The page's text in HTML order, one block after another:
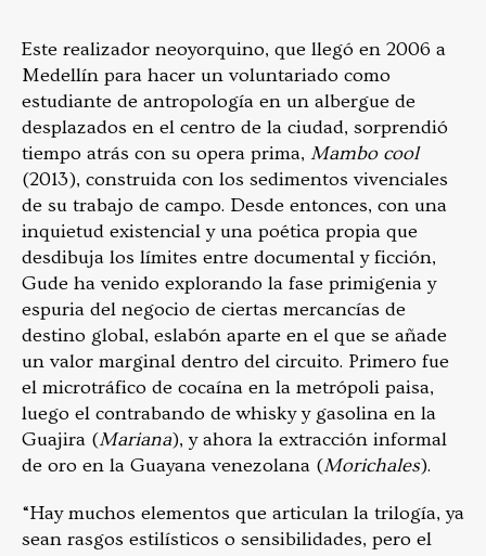
Este realizador neoyorquino, que llegó en 2006 a
Medellín para hacer un voluntariado como
estudiante de antropología en un albergue de
desplazados en el centro de la ciudad, sorprendió
tiempo atrás con su opera prima, Mambo cool
(2013), construida con los sedimentos vivenciales
de su trabajo de campo. Desde entonces, con una
inquietud existencial y una poética propia que
desdibuja los límites entre documental y ficción,
Gude ha venido explorando la fase primigenia y
espuria del negocio de ciertas mercancías de
destino global, eslabón aparte en el que se añade
un valor marginal dentro del circuito. Primero fue
el microtráfico de cocaína en la metrópoli paisa,
luego el contrabando de whisky y gasolina en la
Guajira (Mariana), y ahora la extracción informal
de oro en la Guayana venezolana (Morichales).
“Hay muchos elementos que articulan la trilogía, ya
sean rasgos estilísticos o sensibilidades, pero el